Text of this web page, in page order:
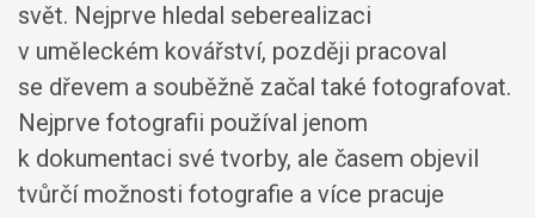
svět. Nejprve hledal seberealizaci
v uměleckém kovářství, později pracoval
se dřevem a souběžně začal také fotografovat.
Nejprve fotografii používal jenom
k dokumentaci své tvorby, ale časem objevil
tvůrčí možnosti fotografie a více pracuje